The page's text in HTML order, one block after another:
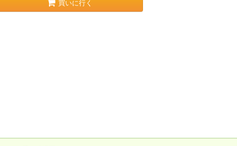
買いに行く